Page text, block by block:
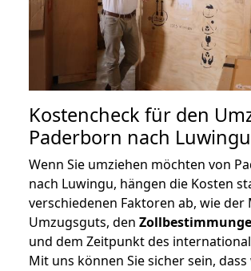
Kostencheck für den
Paderborn nach Luwingu
Wenn Sie umziehen möchten von
nach Luwingu, hängen die Kosten
verschiedenen Faktoren ab, wie der
Umzugsguts, den
und dem Zeitpunkt des
Mit uns können Sie sicher sein,